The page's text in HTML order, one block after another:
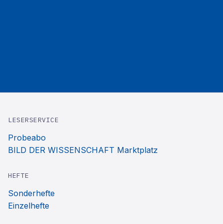
LESERSERVICE
Probeabo
BILD DER WISSENSCHAFT Marktplatz
HEFTE
Sonderhefte
Einzelhefte